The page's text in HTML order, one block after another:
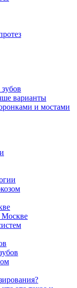
варианты
и мостами
Москве